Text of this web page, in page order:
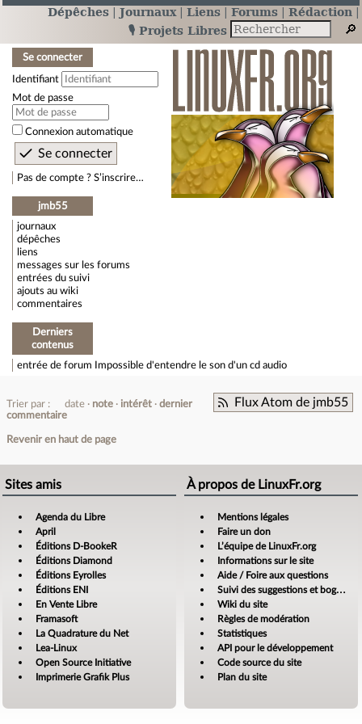
Dépêches Journaux Liens Forums
Rédaction
🎙️ Projets Libres
Se connecter
Identifiant
Mot de passe
Connexion automatique
Pas de compte ? S’inscrire…
jmb55
journaux
dépêches
liens
messages sur les forums
entrées du suivi
ajouts au wiki
commentaires
Derniers
contenus
entrée de forum Impossible d'entendre le son d'un cd audio
Flux Atom de jmb55
Trier par : date note intérêt
dernier
commentaire
Revenir en haut de page
Sites amis
Agenda du Libre
April
Éditions D-BookeR
Éditions Diamond
Éditions Eyrolles
Éditions ENI
En Vente Libre
Framasoft
La Quadrature du Net
Lea-Linux
Open Source Initiative
Imprimerie Grafik Plus
À propos de LinuxFr.org
Mentions légales
Faire un don
L’équipe de LinuxFr.org
Informations sur le site
Aide / Foire aux questions
Suivi des suggestions et bogues
Wiki du site
Règles de modération
Statistiques
API pour le développement
Code source du site
Plan du site